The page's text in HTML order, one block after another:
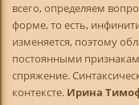
всего, определяем
форме, то есть,
изменяется, поэтому
постоянными
спряжение.
контексте. Ирина